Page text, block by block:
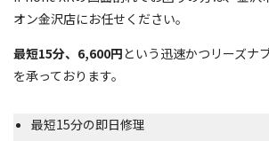
オン金沢店にお任せください。
最短15分、6,600円という迅速かつリーズナ
を承っております。
最短15分の即日修理